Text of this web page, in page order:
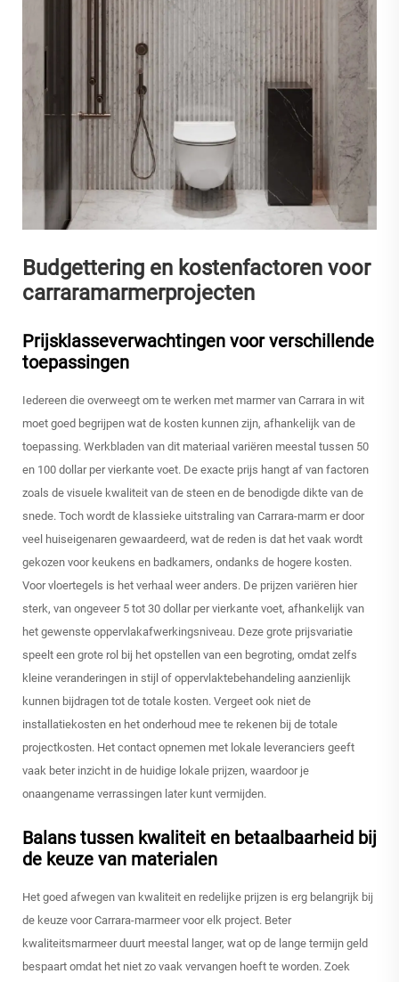
Budgettering en kostenfactoren voor
carraramarmerprojecten
Prijsklasseverwachtingen voor verschillende
toepassingen
Iedereen die overweegt om te werken met marmer van Carrara in wit
moet goed begrijpen wat de kosten kunnen zijn, afhankelijk van de
toepassing. Werkbladen van dit materiaal variëren meestal tussen 50
en 100 dollar per vierkante voet. De exacte prijs hangt af van factoren
zoals de visuele kwaliteit van de steen en de benodigde dikte van de
snede. Toch wordt de klassieke uitstraling van Carrara-marm er door
veel huiseigenaren gewaardeerd, wat de reden is dat het vaak wordt
gekozen voor keukens en badkamers, ondanks de hogere kosten.
Voor vloertegels is het verhaal weer anders. De prijzen variëren hier
sterk, van ongeveer 5 tot 30 dollar per vierkante voet, afhankelijk van
het gewenste oppervlakafwerkingsniveau. Deze grote prijsvariatie
speelt een grote rol bij het opstellen van een begroting, omdat zelfs
kleine veranderingen in stijl of oppervlaktebehandeling aanzienlijk
kunnen bijdragen tot de totale kosten. Vergeet ook niet de
installatiekosten en het onderhoud mee te rekenen bij de totale
projectkosten. Het contact opnemen met lokale leveranciers geeft
vaak beter inzicht in de huidige lokale prijzen, waardoor je
onaangename verrassingen later kunt vermijden.
Balans tussen kwaliteit en betaalbaarheid bij
de keuze van materialen
Het goed afwegen van kwaliteit en redelijke prijzen is erg belangrijk bij
de keuze voor Carrara-marmeer voor elk project. Beter
kwaliteitsmarmeer duurt meestal langer, wat op de lange termijn geld
bespaart omdat het niet zo vaak vervangen hoeft te worden. Zoek